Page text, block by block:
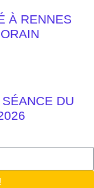
À RENNES
DU